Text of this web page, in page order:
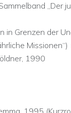
„Der
in Grenzen der
1990
1995